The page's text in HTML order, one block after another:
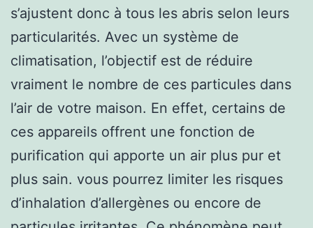
s’ajustent donc à tous les abris selon leurs
particularités. Avec un système de
climatisation, l’objectif est de réduire
vraiment le nombre de ces particules dans
l’air de votre maison. En effet, certains de
ces appareils offrent une fonction de
purification qui apporte un air plus pur et
plus sain. vous pourrez limiter les risques
d’inhalation d’allergènes ou encore de